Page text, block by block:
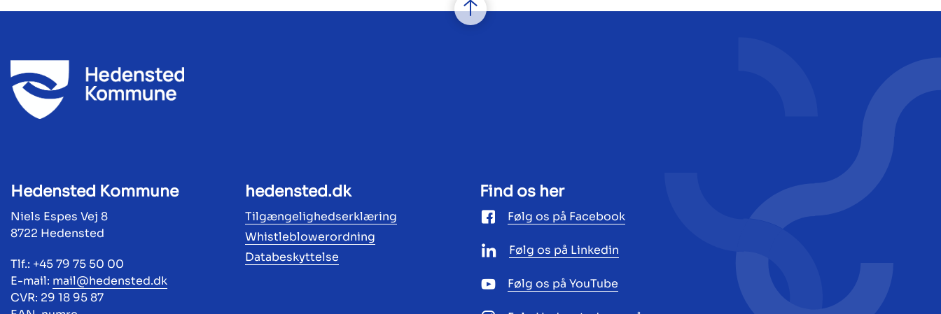
Hedensted Kommune
Niels Espes Vej 8
8722 Hedensted
Tlf.: +45 79 75 50 00
E-mail: mail@hedensted.dk
CVR: 29 18 95 87
hedensted.dk
Tilgængelighedserklæring
Whistleblowerordning
Databeskyttelse
Find os her
Følg os på Facebook
Følg os på Linkedin
Følg os på YouTube